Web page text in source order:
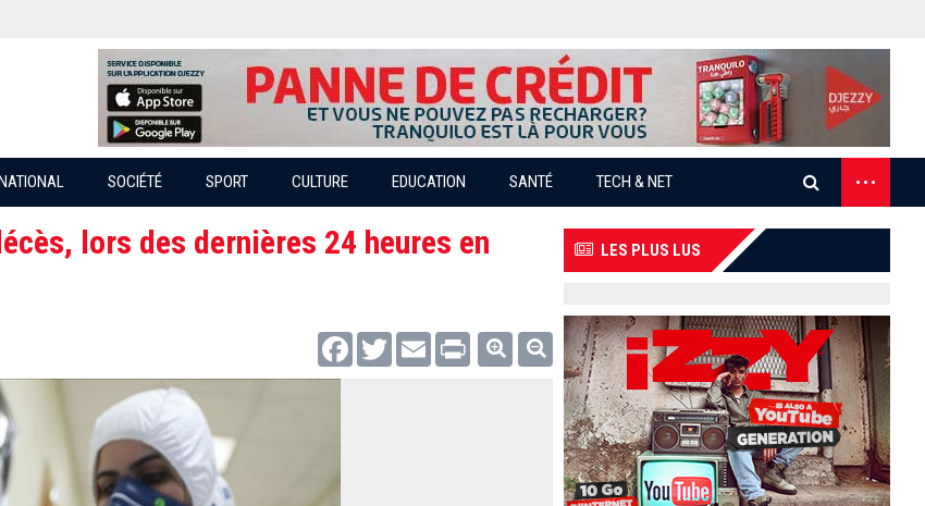
SOCIÉTÉ SPORT CULTURE EDUCATION SANTÉ TECH & NET
...
lors des dernières 24 heures en
FacebookTwitter Email Print
LES PLUS LUS